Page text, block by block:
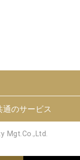
通のサービス
Mgt.Co.,Ltd.